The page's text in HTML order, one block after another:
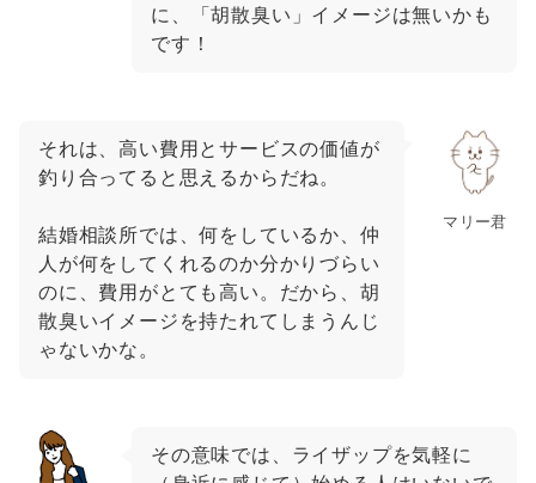
に、「胡散臭い」イメージは無いかも
です！
マリー君
それは、高い費用とサービスの価値が
釣り合ってると思えるからだね。
結婚相談所では、何をしているか、仲
人が何をしてくれるのか分かりづらい
のに、費用がとても高い。だから、胡
散臭いイメージを持たれてしまうんじ
ゃないかな。
その意味では、ライザップを気軽に